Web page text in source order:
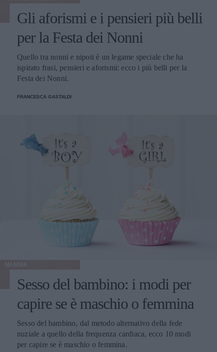
Gli aforismi e i pensieri più belli
per la Festa dei Nonni
Quello tra nonni e nipoti è un legame speciale che ha
ispirato frasi, pensieri e aforismi: ecco i più belli per la
Festa dei Nonni.
FRANCESCA GASTALDI
Sesso del bambino: i modi per
capire se è maschio o femmina
Sesso del bambino, dal metodo alternativo della fede
nuziale a quello della frequenza cardiaca, ecco 10 modi
per capire se è maschio o femmina.